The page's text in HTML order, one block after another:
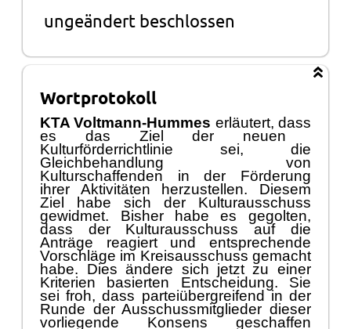
ungeändert beschlossen
Wortprotokoll
KTA Voltmann-Hummes erläutert, dass
es das Ziel der neuen
Kulturförderrichtlinie sei, die
Gleichbehandlung von
Kulturschaffenden inder Förderung
ihrer Aktivitäten herzustellen. Diesem
Ziel habe sich der Kulturausschuss
gewidmet. Bisher habe es gegolten,
dass der Kulturausschuss auf die
Anträge reagiert und entsprechende
Vorschläge im Kreisausschuss gemacht
habe. Dies ändere sich jetzt zu einer
Kriterien basierten
Entscheidung. Sie
sei froh, dass parteiübergreifend in der
Runde der Ausschussmitglieder dieser
vorliegende Konsens geschaffen